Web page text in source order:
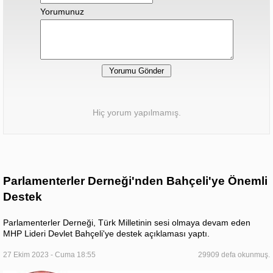
Yorumunuz
Hiç yorum yapılmamış.
Parlamenterler Derneği'nden Bahçeli'ye Önemli
Destek
Parlamenterler Derneği, Türk Milletinin sesi olmaya devam eden
MHP Lideri Devlet Bahçeli'ye destek açıklaması yaptı.
27 Ekim 2023 - Cuma 18:55 29909 defa okunmuş.